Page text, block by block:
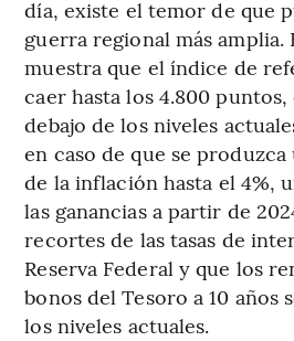
día, existe el temor de que
guerra regional más amplia.
muestra que el índice de
caer hasta los 4.800
debajo de los niveles
en caso de que se produzca
de la inflación hasta el 4%,
las ganancias a partir de
recortes de las tasas de
Reserva Federal y que los
bonos del Tesoro a 10 años
los niveles actuales.